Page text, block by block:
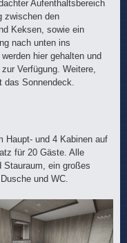
Aufenthaltsbereich
zwischen den
Keksen, sowie ein
nach unten ins
hier gehalten und
Verfügung. Weitere,
das Sonnendeck.
Haupt- und 4 Kabinen auf
für 20 Gäste. Alle
Stauraum, ein großes
und WC.